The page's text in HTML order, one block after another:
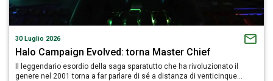
30 Luglio 2026
Halo Campaign Evolved: torna Master Chief
Il leggendario esordio della saga sparatutto che ha rivoluzionato il
genere nel 2001 torna a far parlare di sé a distanza di venticinque…